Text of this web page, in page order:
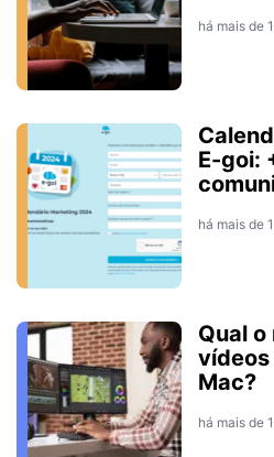
há mais de
E-goi:
há mais de
Qual
vídeos
Mac?
há mais de